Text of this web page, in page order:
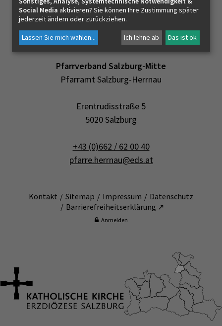
KONTAKT
Pfarrverband Salzburg-Mitte
Pfarramt Salzburg-Herrnau
Erentrudisstraße 5
5020 Salzburg
+43 (0)662 / 62 00 40
pfarre.herrnau@eds.at
Kontakt Sitemap Impressum
Datenschutz
Barrierefreiheitserklärung ↗
Anmelden
Social Media aktivieren? Sie können Ihre Zustimmung später
jederzeit ändern oder zurückziehen.
Lassen Sie mich wählen... Ich lehne ab Das ist ok